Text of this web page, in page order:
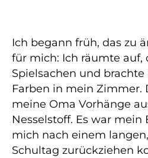
Ich begann früh, das zu
für mich: Ich räumte auf,
Spielsachen und
Farben in mein Zimmer.
meine Oma Vorhänge
Nesselstoff. Es war mein
mich nach einem
Schultag zurückziehen